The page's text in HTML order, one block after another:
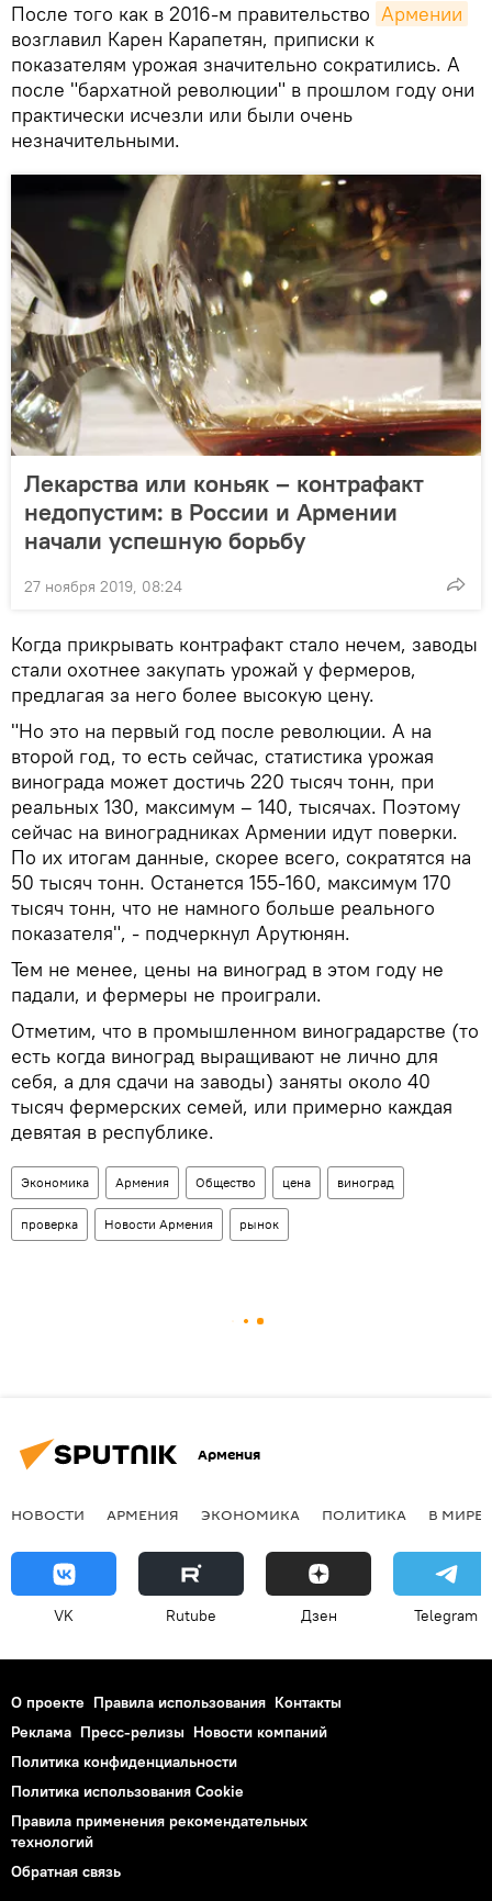
После того как в 2016-м правительство Армении
возглавил Карен Карапетян, приписки к
показателям урожая значительно сократились. А
после "бархатной революции" в прошлом году они
практически исчезли или были очень
незначительными.
Лекарства или коньяк – контрафакт
недопустим: в России и Армении
начали успешную борьбу
27 ноября 2019, 08:24
Когда прикрывать контрафакт стало нечем, заводы
стали охотнее закупать урожай у фермеров,
предлагая за него более высокую цену.
"Но это на первый год после революции. А на
второй год, то есть сейчас, статистика урожая
винограда может достичь 220 тысяч тонн, при
реальных 130, максимум – 140, тысячах. Поэтому
сейчас на виноградниках Армении идут поверки.
По их итогам данные, скорее всего, сократятся на
50 тысяч тонн. Останется 155-160, максимум 170
тысяч тонн, что не намного больше реального
показателя", - подчеркнул Арутюнян.
Тем не менее, цены на виноград в этом году не
падали, и фермеры не проиграли.
Отметим, что в промышленном виноградарстве (то
есть когда виноград выращивают не лично для
себя, а для сдачи на заводы) заняты около 40
тысяч фермерских семей, или примерно каждая
девятая в республике.
Экономика Армения Общество цена виноград
проверка Новости Армения рынок
Армения
НОВОСТИ АРМЕНИЯ ЭКОНОМИКА ПОЛИТИКА В МИРЕ
VK Rutube Дзен Telegram
О проекте Правила использования Контакты
Реклама Пресс-релизы Новости компаний
Политика конфиденциальности
Политика использования Cookie
Правила применения рекомендательных
технологий
Обратная связь